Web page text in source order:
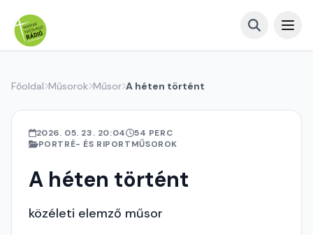
Főoldal Műsorok Műsor A héten történt
2026. 05. 23. 20:04
54 PERC
PORTRÉ- ÉS RIPORTMŰSOROK
A héten történt
közéleti elemző műsor